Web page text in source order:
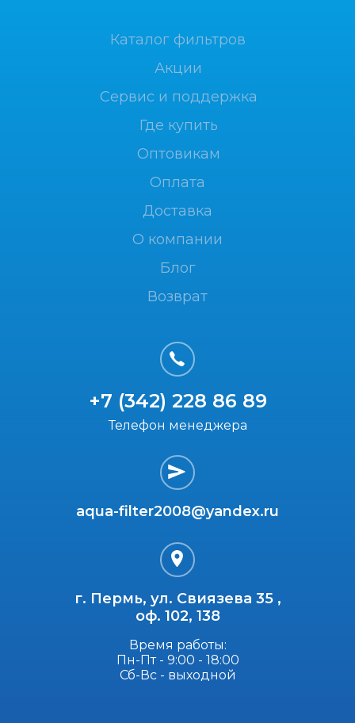
+7 (342) 228 86 89
aqua-filter2008@yandex.ru
г. Пермь, ул. Свиязева 35 ,
оф. 102, 138
Телефон менеджера
Время работы:
Пн-Пт - 9:00 - 18:00
Сб-Вс - выходной
Каталог фильтров
Оплата
Доставка
О компании
Блог
Возврат
Акции
Сервис и поддержка
Где купить
Оптовикам